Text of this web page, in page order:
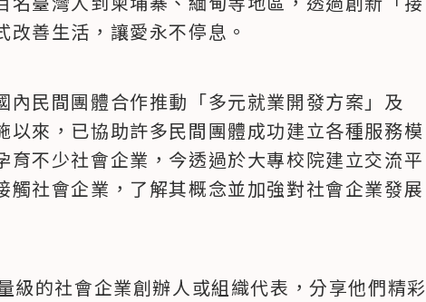
善生活，讓愛永不停息。
內民間團體合作推動「多元就業開發方案」及
以來，已協助許多民間團體成功建立各種服務模
育不少社會企業，今透過於大專校院建立交流平
觸社會企業，了解其概念並加強對社會企業發展
級的社會企業創辦人或組織代表，分享他們精彩